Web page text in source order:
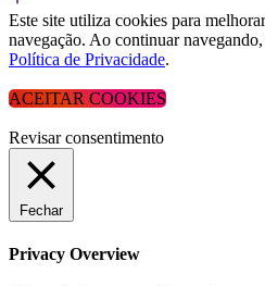
Este site utiliza cookies para
navegação. Ao continuar
Política de Privacidade.
ACEITAR COOKIES
Revisar consentimento
Fechar
Privacy Overview